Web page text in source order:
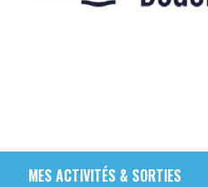
MES ACTIVITÉS & SORTIES